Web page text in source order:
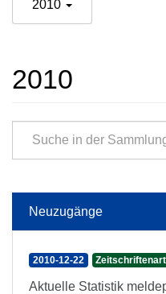
2010
2010
Neuzugänge
2010-12-22
Aktuelle Statistik